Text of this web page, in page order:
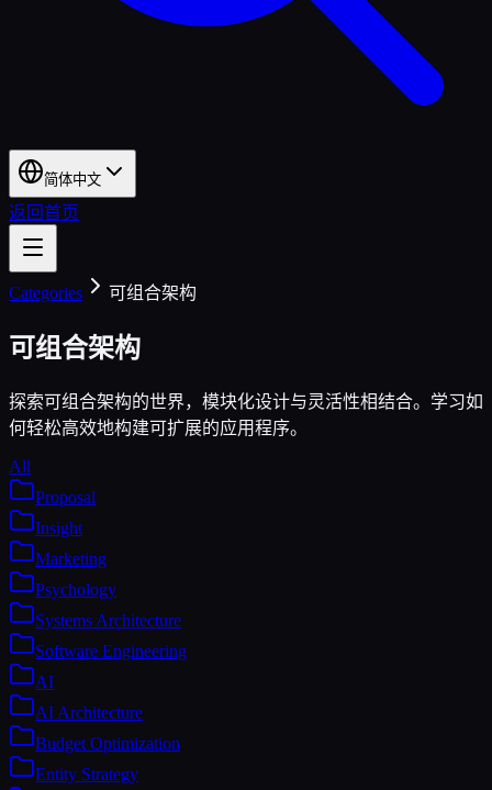
简体中文
返回首页
Categories 可组合架构
可组合架构
探索可组合架构的世界，模块化设计与灵活性相结合。学习如
何轻松高效地构建可扩展的应用程序。
All
Proposal
Insight
Marketing
Psychology
Systems Architecture
Software Engineering
AI
AI Architecture
Budget Optimization
Entity Strategy